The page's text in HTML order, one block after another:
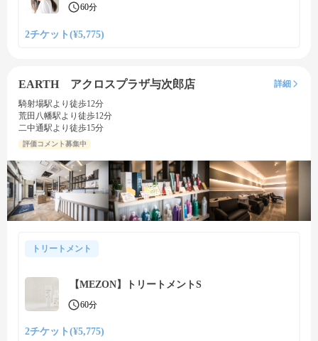
60分
2チケット(¥5,775)
EARTH アクロスプラザ与次郎店
詳細
騎射場駅より徒歩12分
荒田八幡駅より徒歩12分
二中通駅より徒歩15分
評価コメント募集中
トリートメント
【MEZON】トリートメントS
60分
2チケット(¥5,775)